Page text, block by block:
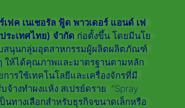
เฟค เนเชอรัล ฟู้ด พาวเดอร์ แอนด์ เฟ
ประเทศไทย) จำกัด ก่อตั้งขึ้น โดยมีนโย
สนุนกลุ่มอุตสาหกรรมผู้ผลิตผลิตภัณฑ์
ให้ได้คุณภาพและมาตรฐานตามหลัก
การใช้เทคโนโลยีและเครื่องจักรที่มี
จ้างทำผงแห้ง สเปรย์ดราย “Spray
นทางเลือกสำหรับธุรกิจขนาดเล็กหรือ